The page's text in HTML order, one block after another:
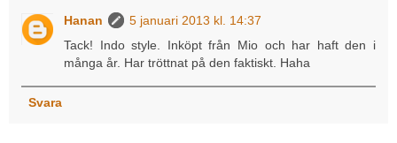
Hanan
5 januari 2013 kl. 14:37
Tack! Indo style. Inköpt från Mio och har haft den i
många år. Har tröttnat på den faktiskt. Haha
Svara